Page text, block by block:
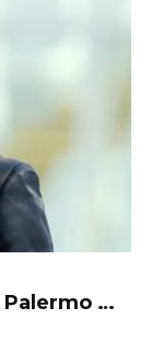
Palermo …